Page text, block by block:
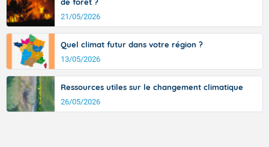
21/05/2026
Quel climat futur dans votre région ?
13/05/2026
Ressources utiles sur le changement climatique
26/05/2026